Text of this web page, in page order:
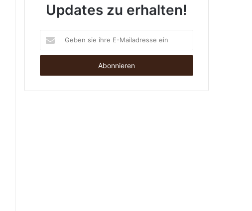
Updates zu erhalten!
sie
ihre
Mailadresse